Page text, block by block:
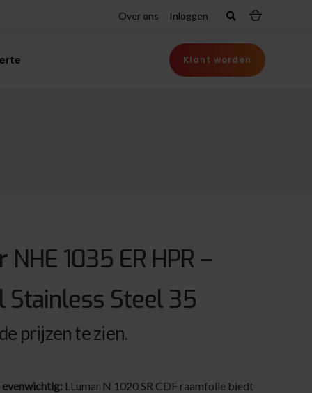
Over ons Inloggen
Klant worden
1035 ER HPR –
Stainless Steel 35
prijzen te zien.
evenwichtig: LLumar N 1020 SR CDF raamfolie biedt